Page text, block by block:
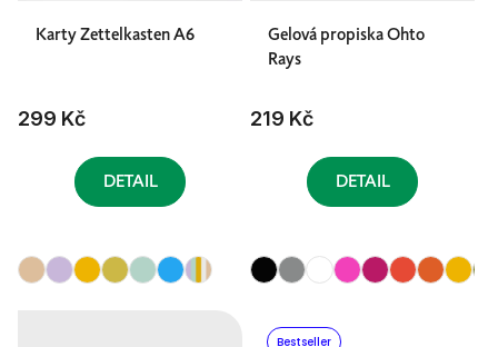
Karty Zettelkasten A6
299 Kč
DETAIL
Gelová propiska Ohto
Rays
219 Kč
DETAIL
Bestseller